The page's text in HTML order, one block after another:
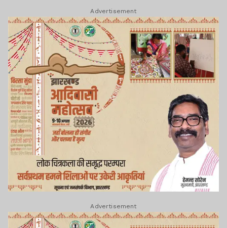
Advertisement
Advertisement